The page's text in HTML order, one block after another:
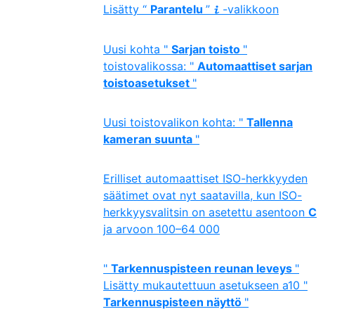
Lisätty “ Parantelu ” i -valikkoon
Uusi kohta " Sarjan toisto "
toistovalikossa: " Automaattiset sarjan
toistoasetukset "
Uusi toistovalikon kohta: " Tallenna
kameran suunta "
Erilliset automaattiset ISO-herkkyyden
säätimet ovat nyt saatavilla, kun ISO-
herkkyysvalitsin on asetettu asentoon C
ja arvoon 100–64 000
" Tarkennuspisteen reunan leveys "
Lisätty mukautettuun asetukseen a10 "
Tarkennuspisteen näyttö "